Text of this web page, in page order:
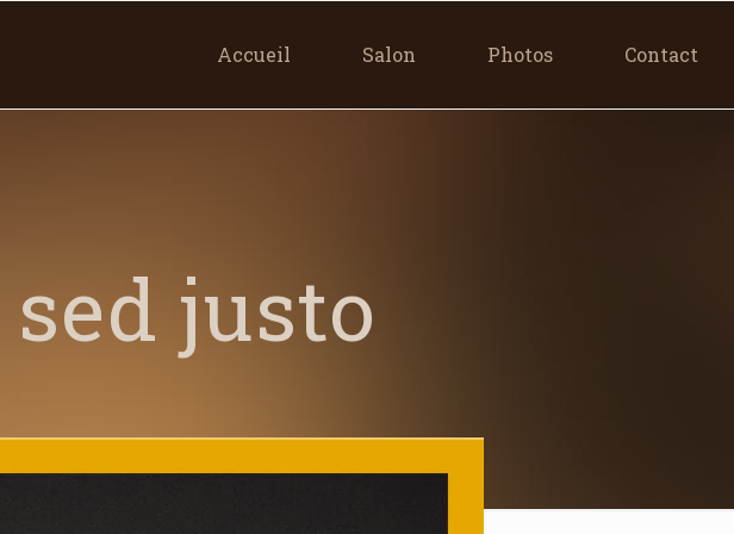
Accueil Salon Photos Contact
justo